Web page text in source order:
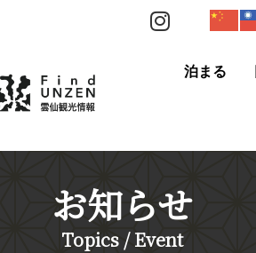
泊まる
お知らせ
Topics / Event